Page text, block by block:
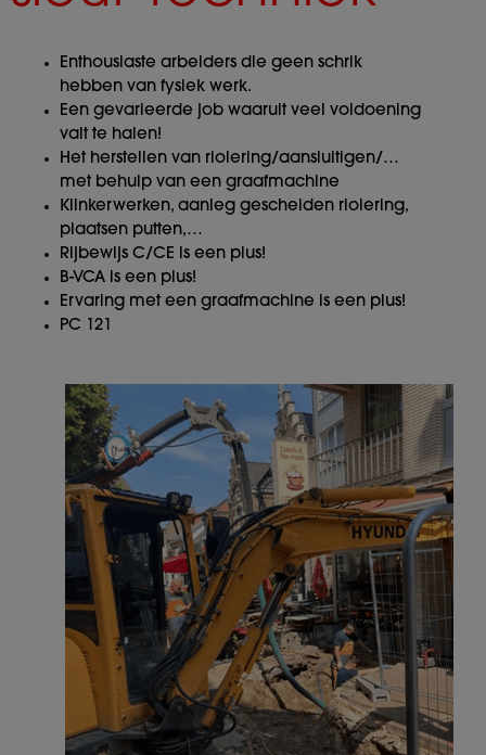
Enthousiaste arbeiders die geen schrik
hebben van fysiek werk.
Een gevarieerde job waaruit veel voldoening
valt te halen!
Het herstellen van riolering/aansluitigen/…
met behulp van een graafmachine
Klinkerwerken, aanleg gescheiden riolering,
plaatsen putten,…
Rijbewijs C/CE is een plus!
B-VCA is een plus!
Ervaring met een graafmachine is een plus!
PC 121